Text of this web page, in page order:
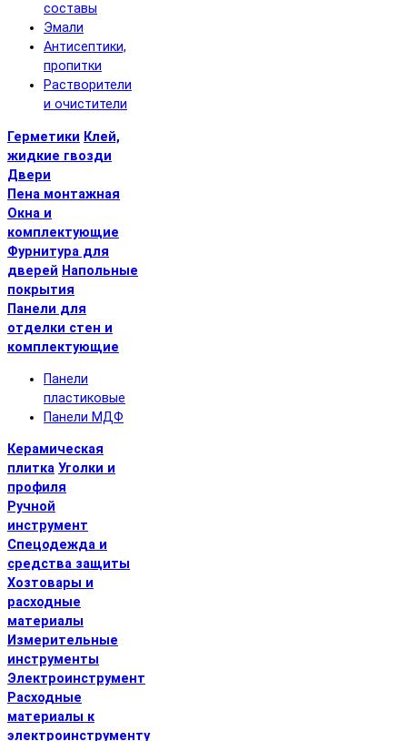
составы
Эмали
Антисептики,
пропитки
Растворители
и очистители
Герметики Клей,
жидкие гвозди
Двери
Пена монтажная
Окна и
комплектующие
Фурнитура для
дверей Напольные
покрытия
Панели для
отделки стен и
комплектующие
Панели
пластиковые
Панели МДФ
Керамическая
плитка Уголки и
профиля
Ручной
инструмент
Спецодежда и
средства защиты
Хозтовары и
расходные
материалы
Измерительные
инструменты
Электроинструмент
Расходные
материалы к
электроинструменту